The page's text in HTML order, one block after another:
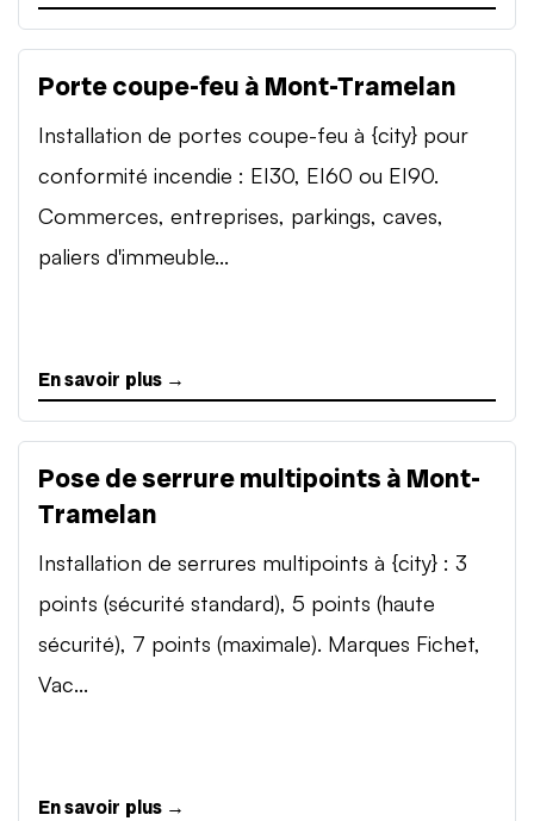
Porte coupe-feu à Mont-Tramelan
Installation de portes coupe-feu à {city} pour
conformité incendie : EI30, EI60 ou EI90.
Commerces, entreprises, parkings, caves,
paliers d'immeuble...
En savoir plus →
Pose de serrure multipoints à Mont-
Tramelan
Installation de serrures multipoints à {city} : 3
points (sécurité standard), 5 points (haute
sécurité), 7 points (maximale). Marques Fichet,
Vac...
En savoir plus →